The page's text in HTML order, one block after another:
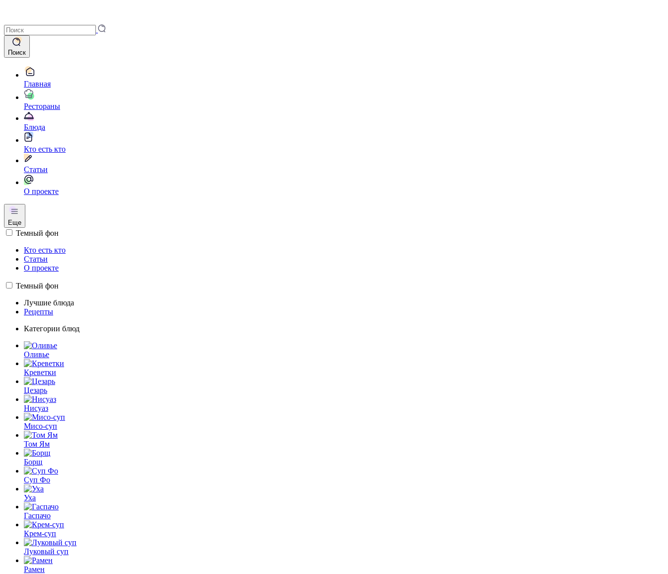
Поиск
Главная
Рестораны
Блюда
Кто есть кто
Статьи
О проекте
Еще
Темный фон
Кто есть кто
Статьи
О проекте
Темный фон
Лучшие блюда
Рецепты
Категории блюд
Оливье
Креветки
Цезарь
Нисуаз
Мисо-суп
Том Ям
Борщ
Суп Фо
Уха
Гаспачо
Крем-суп
Луковый суп
Рамен